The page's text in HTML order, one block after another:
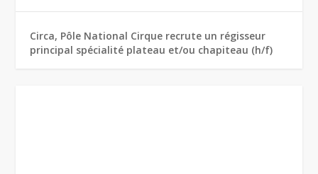
Circa, Pôle National Cirque recrute un régisseur
principal spécialité plateau et/ou chapiteau (h/f)